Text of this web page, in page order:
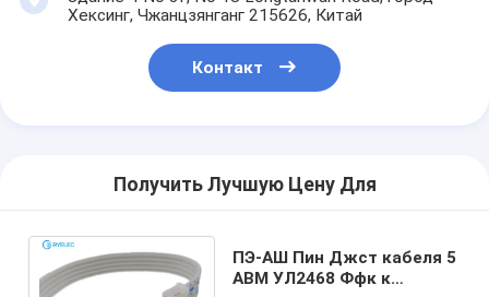
Хексинг, Чжанцзянганг 215626, Китай
Контакт
Получить Лучшую Цену Для
ПЭ-АШ Пин Джст кабеля 5
АВМ УЛ2468 Ффк к